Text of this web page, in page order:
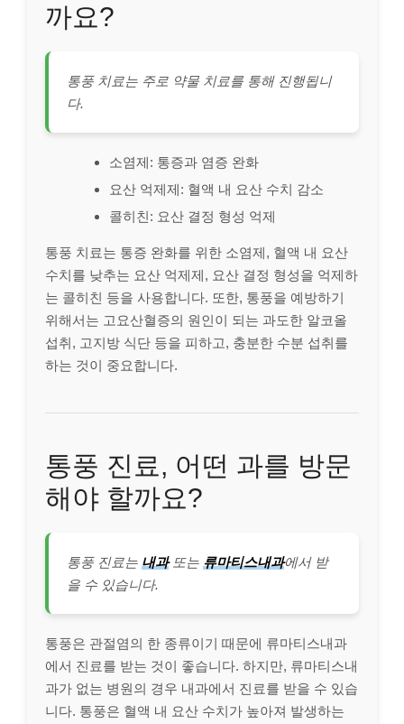
까요?
통풍 치료는 주로 약물 치료를 통해 진행됩니
다.
소염제: 통증과 염증 완화
요산 억제제: 혈액 내 요산 수치 감소
콜히친: 요산 결정 형성 억제
통풍 치료는 통증 완화를 위한 소염제, 혈액 내 요산
수치를 낮추는 요산 억제제, 요산 결정 형성을 억제하
는 콜히친 등을 사용합니다. 또한, 통풍을 예방하기
위해서는 고요산혈증의 원인이 되는 과도한 알코올
섭취, 고지방 식단 등을 피하고, 충분한 수분 섭취를
하는 것이 중요합니다.
통풍 진료, 어떤 과를 방문
해야 할까요?
통풍 진료는 내과또는 류마티스내과에서 받
을 수 있습니다.
통풍은 관절염의 한 종류이기 때문에 류마티스내과
에서 진료를 받는 것이 좋습니다. 하지만, 류마티스내
과가 없는 병원의 경우 내과에서 진료를 받을 수 있습
니다. 통풍은 혈액 내 요산 수치가 높아져 발생하는